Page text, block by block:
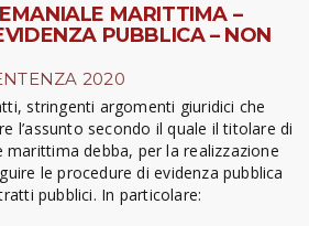
MARITTIMA –
PUBBLICA – NON
2020
stringenti argomenti giuridici che
l’assunto secondo il quale il titolare di
marittima debba, per la realizzazione
le procedure di evidenza pubblica
pubblici. In particolare: